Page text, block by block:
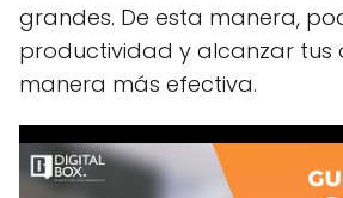
grandes. De esta manera,
productividad y alcanzar tus
manera más efectiva.